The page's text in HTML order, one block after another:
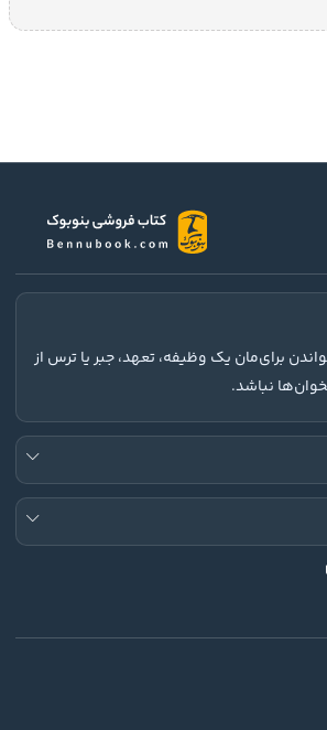
برای‌مان یک وظیفه، تعهد، جبر یا ترس از
نباشد.